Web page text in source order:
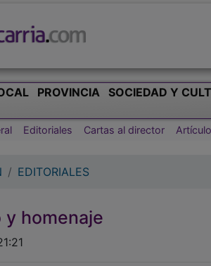
PROVINCIA SOCIEDAD Y
Editoriales Cartas al director
EDITORIALES
y homenaje